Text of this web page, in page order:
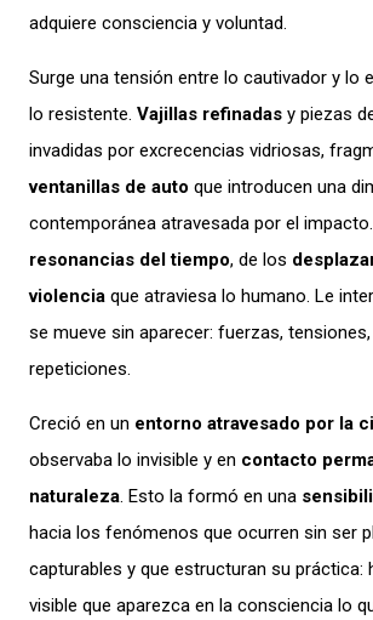
adquiere consciencia y voluntad.
Surge una tensión entre lo cautivador y lo
lo resistente. Vajillas refinadas y piezas
invadidas por excrecencias vidriosas,
ventanillas de auto que introducen una
contemporánea atravesada por el
resonancias del tiempo, de los
violencia que atraviesa lo humano. Le
se mueve sin aparecer: fuerzas,
repeticiones.
Creció en un entorno atravesado por la
observaba lo invisible y en contacto
naturaleza. Esto la formó en una
hacia los fenómenos que ocurren sin ser
capturables y que estructuran su práctica:
visible que aparezca en la consciencia lo